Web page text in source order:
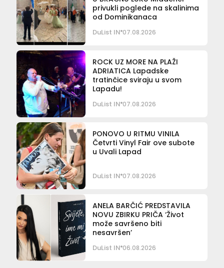
privukli poglede na skalinima
od Dominikanaca
DuList IN 07.08.2026
ROCK UZ MORE NA PLAŽI
ADRIATICA Lapadske
tratinčice sviraju u svom
Lapadu!
DuList IN 07.08.2026
PONOVO U RITMU VINILA
Četvrti Vinyl Fair ove subote
u Uvali Lapad
DuList IN 07.08.2026
ANELA BARČIĆ PREDSTAVILA
NOVU ZBIRKU PRIČA ‘Život
može savršeno biti
nesavršen’
DuList IN 06.08.2026